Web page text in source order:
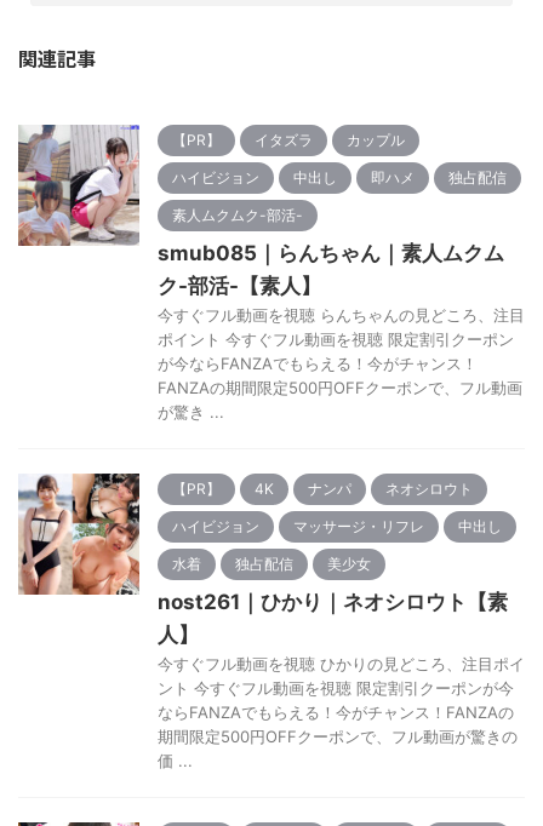
関連記事
【PR】 イタズラ カップル
ハイビジョン 中出し 即ハメ 独占配信
素人ムクムク-部活-
smub085｜らんちゃん｜素人ムクム
ク-部活-【素人】
今すぐフル動画を視聴 らんちゃんの見どころ、注目
ポイント 今すぐフル動画を視聴 限定割引クーポン
が今ならFANZAでもらえる！今がチャンス！
FANZAの期間限定500円OFFクーポンで、フル動画
が驚き ...
【PR】 4K ナンパ ネオシロウト
ハイビジョン マッサージ・リフレ 中出し
水着 独占配信 美少女
nost261｜ひかり｜ネオシロウト【素
人】
今すぐフル動画を視聴 ひかりの見どころ、注目ポイ
ント 今すぐフル動画を視聴 限定割引クーポンが今
ならFANZAでもらえる！今がチャンス！FANZAの
期間限定500円OFFクーポンで、フル動画が驚きの
価 ...